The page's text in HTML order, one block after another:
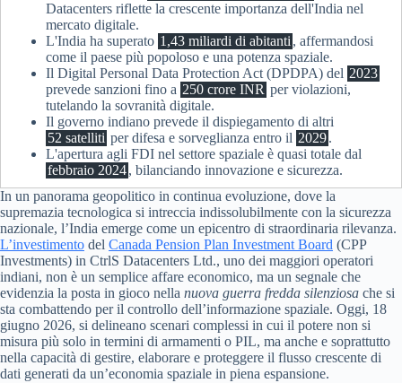
Datacenters riflette la crescente importanza dell'India nel
mercato digitale.
L'India ha superato 1,43 miliardi di abitanti , affermandosi
come il paese più popoloso e una potenza spaziale.
Il Digital Personal Data Protection Act (DPDPA) del 2023
prevede sanzioni fino a 250 crore INR per violazioni,
tutelando la sovranità digitale.
Il governo indiano prevede il dispiegamento di altri
52 satelliti per difesa e sorveglianza entro il 2029.
L'apertura agli FDI nel settore spaziale è quasi totale dal
febbraio 2024, bilanciando innovazione e sicurezza.
In un panorama geopolitico in continua evoluzione, dove la
supremazia tecnologica si intreccia indissolubilmente con la sicurezza
nazionale, l’India emerge come un epicentro di straordinaria rilevanza.
L’investimento del Canada Pension Plan Investment Board (CPP
Investments) in CtrlS Datacenters Ltd., uno dei maggiori operatori
indiani, non è un semplice affare economico, ma un segnale che
evidenzia la posta in gioco nella nuova guerra fredda silenziosa che si
sta combattendo per il controllo dell’informazione spaziale. Oggi, 18
giugno 2026, si delineano scenari complessi in cui il potere non si
misura più solo in termini di armamenti o PIL, ma anche e soprattutto
nella capacità di gestire, elaborare e proteggere il flusso crescente di
dati generati da un’economia spaziale in piena espansione.